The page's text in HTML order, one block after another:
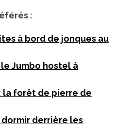
:
à bord de jonques au
Jumbo hostel à
la forêt de pierre de
derrière les